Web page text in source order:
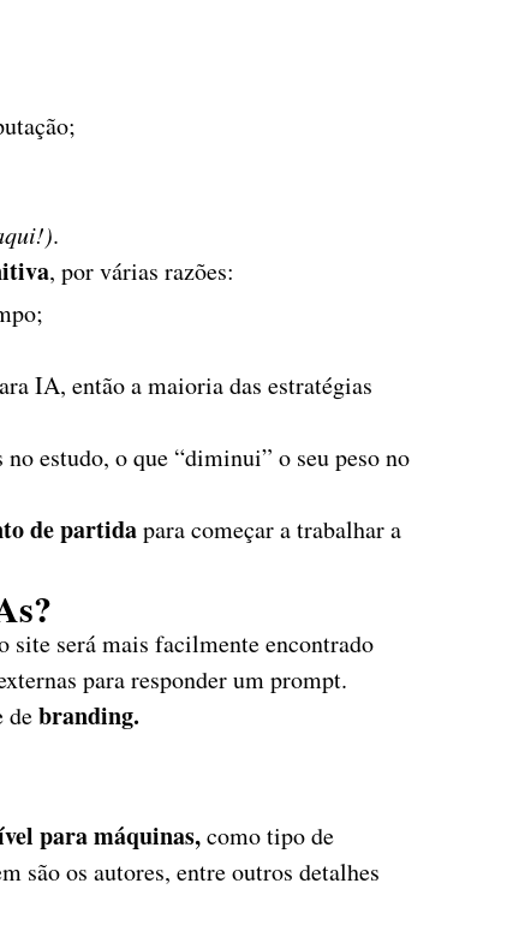
.
, por várias razões:
IA, então a maioria das estratégias
estudo, o que “diminui” o seu peso no
de partidapara começar a trabalhar a
site será mais facilmente encontrado
para responder um prompt.
debranding.
para máquinas,como tipo de
são os autores, entre outros detalhes